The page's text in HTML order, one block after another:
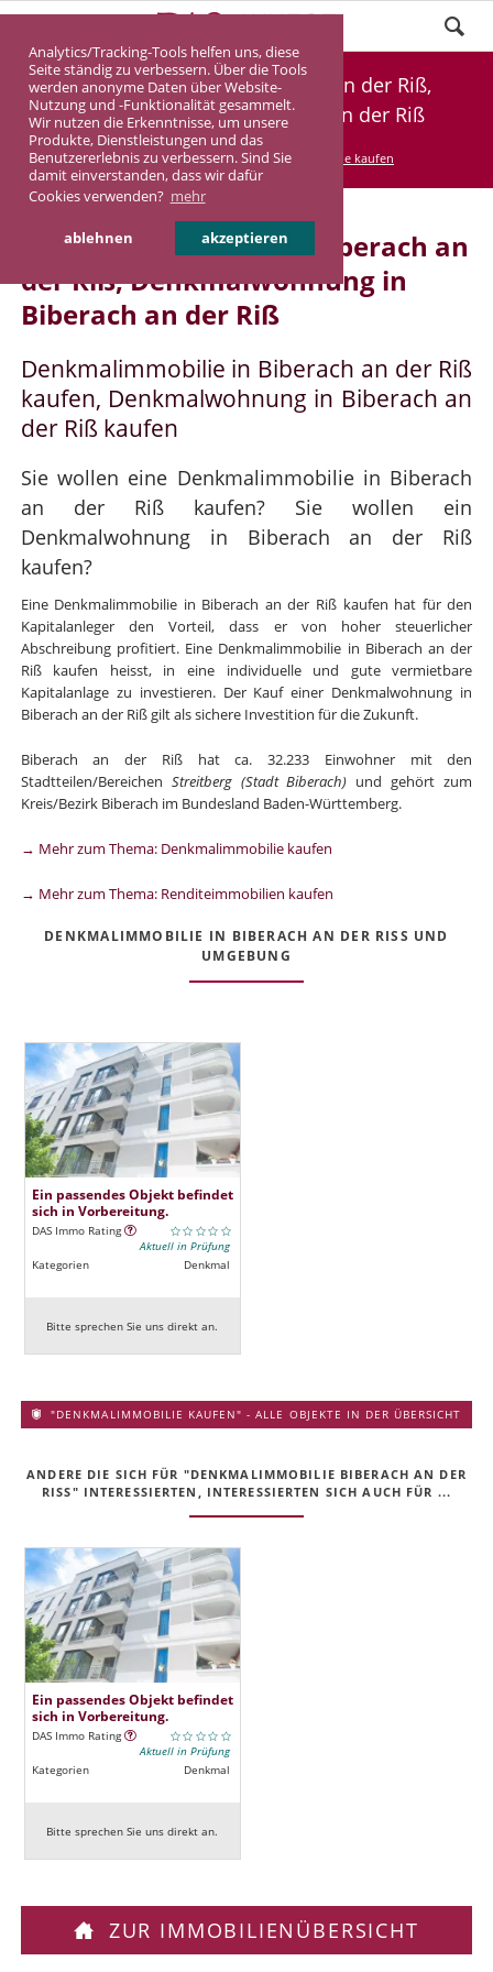
Analytics/Tracking-Tools helfen uns, diese
Seite ständig zu verbessern. Über die Tools
werden anonyme Daten über Website-
Nutzung und -Funktionalität gesammelt.
Wir nutzen die Erkenntnisse, um unsere
Produkte, Dienstleistungen und das
Benutzererlebnis zu verbessern. Sind Sie
damit einverstanden, dass wir dafür
Cookies verwenden? mehr
ablehnen akzeptieren
Denkmalimmobilie Biberach an der Riß,
Denkmalwohnung Biberach an der Riß
DASINVEST Service Denkmalimmobilie kaufen
Denkmalimmobilie in Biberach an
der Riß, Denkmalwohnung in
Biberach an der Riß
Denkmalimmobilie in Biberach an der Riß
kaufen, Denkmalwohnung in Biberach an
der Riß kaufen
Sie wollen eine Denkmalimmobilie in Biberach
an der Riß kaufen? Sie wollen ein
Denkmalwohnung in Biberach an der Riß
kaufen?
Eine Denkmalimmobilie in Biberach an der Riß kaufen hat für den
Kapitalanleger den Vorteil, dass er von hoher steuerlicher
Abschreibung profitiert. Eine Denkmalimmobilie in Biberach an der
Riß kaufen heisst, in eine individuelle und gute vermietbare
Kapitalanlage zu investieren. Der Kauf einer Denkmalwohnung in
Biberach an der Riß gilt als sichere Investition für die Zukunft.
Biberach an der Riß hat ca. 32.233 Einwohner mit den
Stadtteilen/Bereichen Streitberg (Stadt Biberach) und gehört zum
Kreis/Bezirk Biberach im Bundesland Baden-Württemberg.
→ Mehr zum Thema: Denkmalimmobilie kaufen
→ Mehr zum Thema: Renditeimmobilien kaufen
DENKMALIMMOBILIE IN BIBERACH AN DER RISS UND U
MGEBUNG
Ein passendes Objekt befindet
sich in Vorbereitung.
DAS Immo Rating
Aktuell in Prüfung
Kategorien
Denkmal
Bitte sprechen Sie uns direkt an.
"DENKMALIMMOBILIE KAUFEN" - ALLE OBJEKTE IN DER ÜBERSICHT
ANDERE DIE SICH FÜR "DENKMALIMMOBILIE BIBERACH AN DER
RISS" INTERESSIERTEN, INTERESSIERTEN SICH AUCH FÜR ...
Ein passendes Objekt befindet
sich in Vorbereitung.
DAS Immo Rating
Aktuell in Prüfung
Kategorien
Denkmal
Bitte sprechen Sie uns direkt an.
ZUR IMMOBILIENÜBERSICHT